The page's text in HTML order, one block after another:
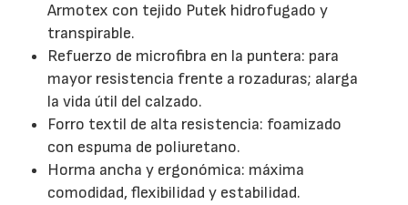
Armotex con tejido Putek hidrofugado y
transpirable.
Refuerzo de microfibra en la puntera: para
mayor resistencia frente a rozaduras; alarga
la vida útil del calzado.
Forro textil de alta resistencia: foamizado
con espuma de poliuretano.
Horma ancha y ergonómica: máxima
comodidad, flexibilidad y estabilidad.